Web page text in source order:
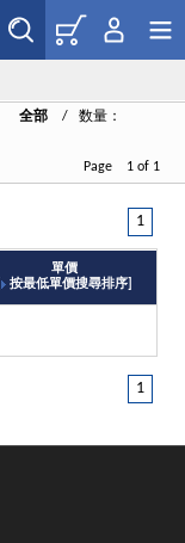
全部
/ 数量：
Page 1 of 1
1
單價
按最低單價搜尋排序]
1